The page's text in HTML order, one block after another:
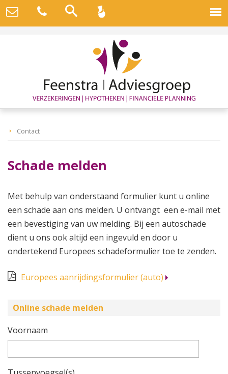
Contact
Schade melden
Met behulp van onderstaand formulier kunt u online
een schade aan ons melden. U ontvangt een e-mail met
een bevestiging van uw melding. Bij een autoschade
dient u ons ook altijd een ingevuld en door u
ondertekend Europees schadeformulier toe te zenden.
Europees aanrijdingsformulier (auto)
Online schade melden
Voornaam